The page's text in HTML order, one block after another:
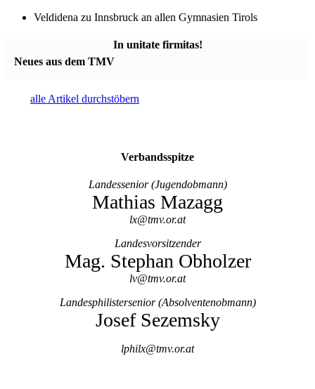
Veldidena zu Innsbruck an allen Gymnasien Tirols
In unitate firmitas!
Neues aus dem TMV
alle Artikel durchstöbern
Verbandsspitze
Landessenior (Jugendobmann)
Mathias Mazagg
lx@tmv.or.at
Landesvorsitzender
Mag. Stephan Obholzer
lv@tmv.or.at
Landesphilistersenior (Absolventenobmann)
Josef Sezemsky
lphilx@tmv.or.at